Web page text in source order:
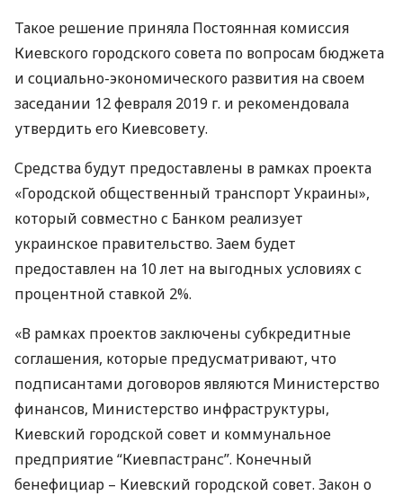
Такое решение приняла Постоянная комиссия
Киевского городского совета по вопросам бюджета
и социально-экономического развития на своем
заседании 12 февраля 2019 г. и рекомендовала
утвердить его Киевсовету.
Средства будут предоставлены в рамках проекта
«Городской общественный транспорт Украины»,
который совместно с Банком реализует
украинское правительство. Заем будет
предоставлен на 10 лет на выгодных условиях с
процентной ставкой 2%.
«В рамках проектов заключены субкредитные
соглашения, которые предусматривают, что
подписантами договоров являются Министерство
финансов, Министерство инфраструктуры,
Киевский городской совет и коммунальное
предприятие “Киевпастранс”. Конечный
бенефициар – Киевский городской совет. Закон о